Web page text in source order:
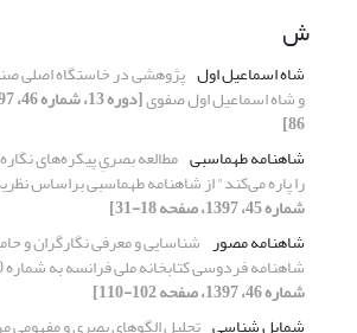
ش
شاه اسماعیل اول پژوهشی در خاستگاه اصلی
و شاه اسماعیل اول صفوی
86]
شاهنامه طهماسبی مطالعه بصریِ پیکره‌های
را پاره می‌کند" از شاهنامه طهماسبی براساس
شماره 45، 1397، صفحه 18-31]
شاهنامه مصور شناسایی و معرفی نگارگران و
شاهنامه فردوسی کتابخانه ملی فرانسه به شماره 490
شماره 46، 1397، صفحه 102-110]
شمایل شناسی تحلیل الگوهای بصری و مفهومی